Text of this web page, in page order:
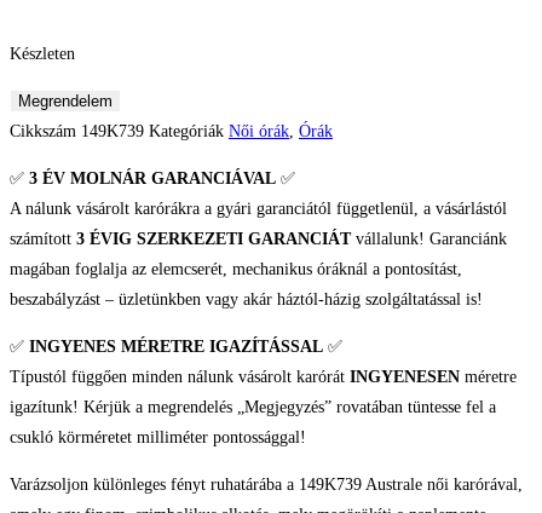
Készleten
Pierre
Lannier
Női
Megrendelem
Cikkszám 149K739 Kategóriák Női órák, Órák
✅ 3 ÉV MOLNÁR GARANCIÁVAL ✅
A nálunk vásárolt karórákra a gyári garanciától függetlenül, a vásárlástól
számított 3 ÉVIG SZERKEZETI GARANCIÁTvállalunk! Garanciánk
magában foglalja az elemcserét, mechanikus óráknál a pontosítást,
beszabályzást – üzletünkben vagy akár háztól-házig szolgáltatással is!
✅ INGYENES MÉRETRE IGAZÍTÁSSAL ✅
Típustól függően minden nálunk vásárolt karórát INGYENESEN méretre
igazítunk! Kérjük a megrendelés „Megjegyzés” rovatában tüntesse fel a
csukló körméretet milliméter pontossággal!
Varázsoljon különleges fényt ruhatárába a 149K739 Australe női karórával,